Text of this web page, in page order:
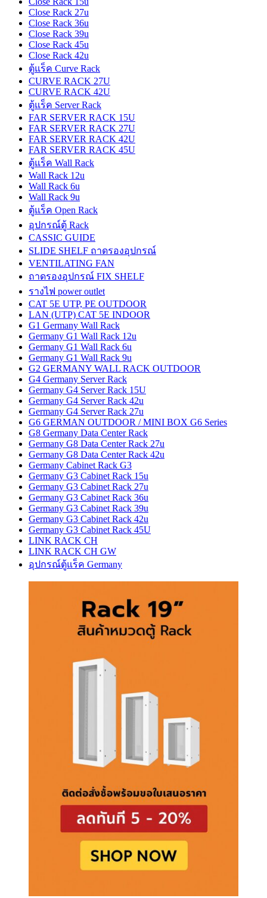
Close Rack 27u
Close Rack 36u
Close Rack 39u
Close Rack 45u
Close Rack 42u
ตู้แร็ค Curve Rack
CURVE RACK 27U
CURVE RACK 42U
ตู้แร็ค Server Rack
FAR SERVER RACK 15U
FAR SERVER RACK 27U
FAR SERVER RACK 42U
FAR SERVER RACK 45U
ตู้แร็ค Wall Rack
Wall Rack 12u
Wall Rack 6u
Wall Rack 9u
ตู้แร็ค Open Rack
อุปกรณ์ตู้ Rack
CASSIC GUIDE
SLIDE SHELF ถาดรองอุปกรณ์
VENTILATING FAN
ถาดรองอุปกรณ์ FIX SHELF
รางไฟ power outlet
CAT 5E UTP, PE OUTDOOR
LAN (UTP) CAT 5E INDOOR
G1 Germany Wall Rack
Germany G1 Wall Rack 12u
Germany G1 Wall Rack 6u
Germany G1 Wall Rack 9u
G2 GERMANY WALL RACK OUTDOOR
G4 Germany Server Rack
Germany G4 Server Rack 15U
Germany G4 Server Rack 42u
Germany G4 Server Rack 27u
G6 GERMAN OUTDOOR / MINI BOX G6 Series
G8 Germany Data Center Rack
Germany G8 Data Center Rack 27u
Germany G8 Data Center Rack 42u
Germany Cabinet Rack G3
Germany G3 Cabinet Rack 15u
Germany G3 Cabinet Rack 27u
Germany G3 Cabinet Rack 36u
Germany G3 Cabinet Rack 39u
Germany G3 Cabinet Rack 42u
Germany G3 Cabinet Rack 45U
LINK RACK CH
LINK RACK CH GW
อุปกรณ์ตู้แร็ค Germany